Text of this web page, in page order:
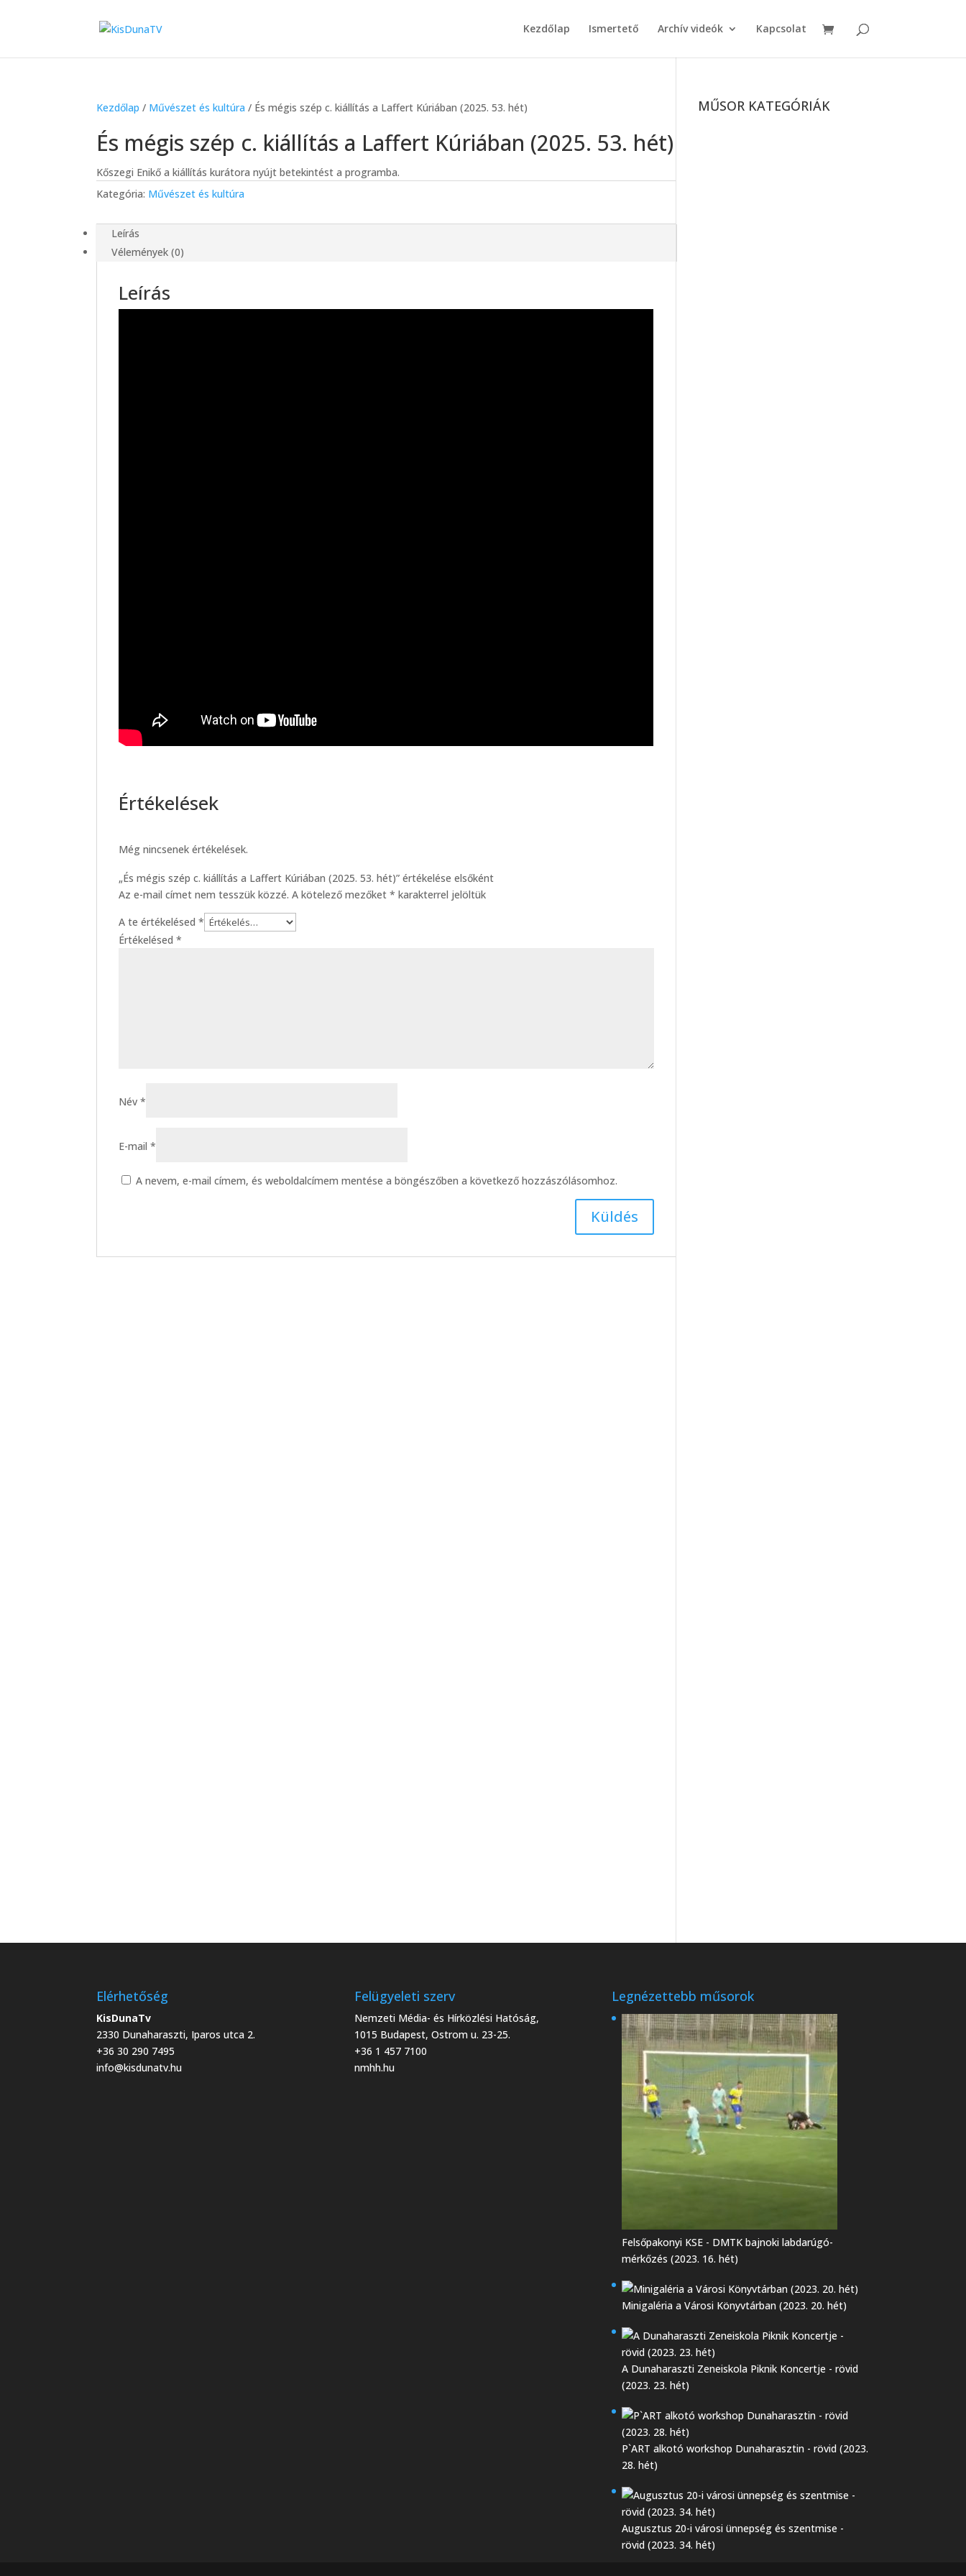
Kezdőlap Ismertető Archív videók Kapcsolat
Kezdőlap / Művészet és kultúra / És mégis szép c. kiállítás a Laffert Kúriában (2025. 53. hét)
És mégis szép c. kiállítás a Laffert Kúriában (2025. 53. hét)
Kőszegi Enikő a kiállítás kurátora nyújt betekintést a programba.
Kategória: Művészet és kultúra
Leírás
Vélemények (0)
Leírás
Értékelések
Még nincsenek értékelések.
„És mégis szép c. kiállítás a Laffert Kúriában (2025. 53. hét)” értékelése elsőként
Az e-mail címet nem tesszük közzé. A kötelező mezőket* karakterrel jelöltük
A te értékelésed*
Értékelésed*
Név*
E-mail*
A nevem, e-mail címem, és weboldalcímem mentése a böngészőben a következő hozzászólásomhoz.
MŰSOR KATEGÓRIÁK
Elérhetőség
KisDunaTv
2330 Dunaharaszti, Iparos utca 2.
+36 30 290 7495
info@kisdunatv.hu
Felügyeleti szerv
Nemzeti Média- és Hírközlési Hatóság,
1015 Budapest, Ostrom u. 23-25.
+36 1 457 7100
nmhh.hu
Legnézettebb műsorok
Felsőpakonyi KSE - DMTK bajnoki labdarúgó-
mérkőzés (2023. 16. hét)
Minigaléria a Városi Könyvtárban (2023. 20. hét)
A Dunaharaszti Zeneiskola Piknik Koncertje - rövid
(2023. 23. hét)
P`ART alkotó workshop Dunaharasztin - rövid (2023.
28. hét)
Augusztus 20-i városi ünnepség és szentmise -
rövid (2023. 34. hét)